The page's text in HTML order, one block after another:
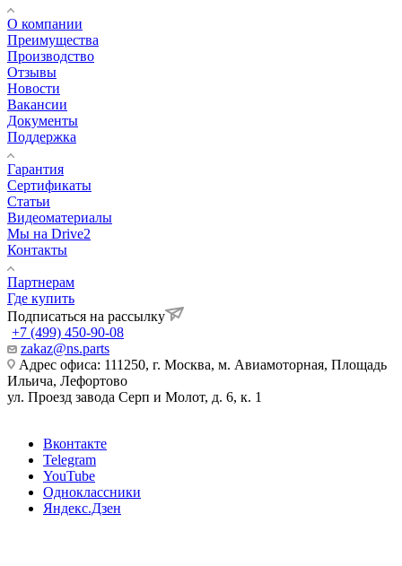
О компании
Преимущества
Производство
Отзывы
Новости
Вакансии
Документы
Поддержка
Гарантия
Сертификаты
Статьи
Видеоматериалы
Мы на Drive2
Контакты
Партнерам
Где купить
Подписаться на рассылку
+7 (499) 450-90-08
zakaz@ns.parts
Адрес офиса: 111250, г. Москва, м. Авиамоторная, Площадь
Ильича, Лефортово
ул. Проезд завода Серп и Молот, д. 6, к. 1
Вконтакте
Telegram
YouTube
Одноклассники
Яндекс.Дзен